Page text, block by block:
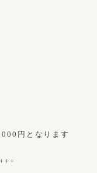
円となります